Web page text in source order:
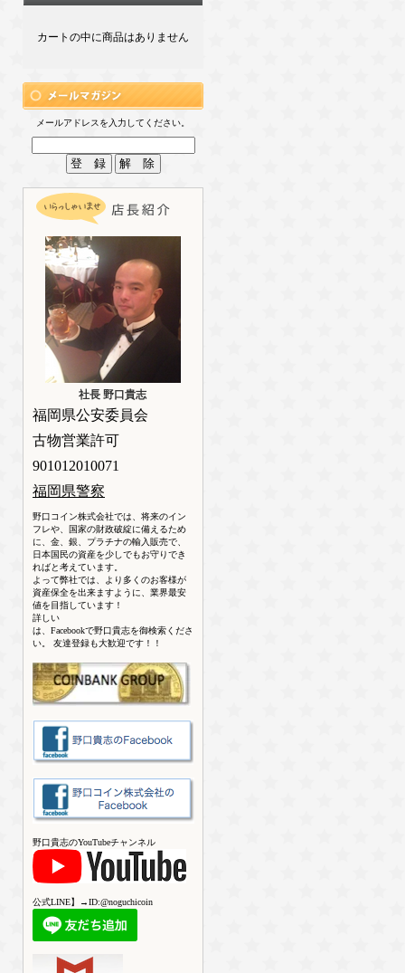
カートの中に商品はありません
メールアドレスを入力してください。
社長 野口貴志
福岡県公安委員会
古物営業許可
901012010071
福岡県警察
野口コイン株式会社では、将来のイン
フレや、国家の財政破綻に備えるため
に、金、銀、プラチナの輸入販売で、
日本国民の資産を少しでもお守りでき
ればと考えています。
よって弊社では、より多くのお客様が
資産保全を出来ますように、業界最安
値を目指しています！
詳しい
は、Facebookで野口貴志を御検索くださ
い。 友達登録も大歓迎です！！
野口貴志のYouTubeチャンネル
公式LINE】→ID:@noguchicoin